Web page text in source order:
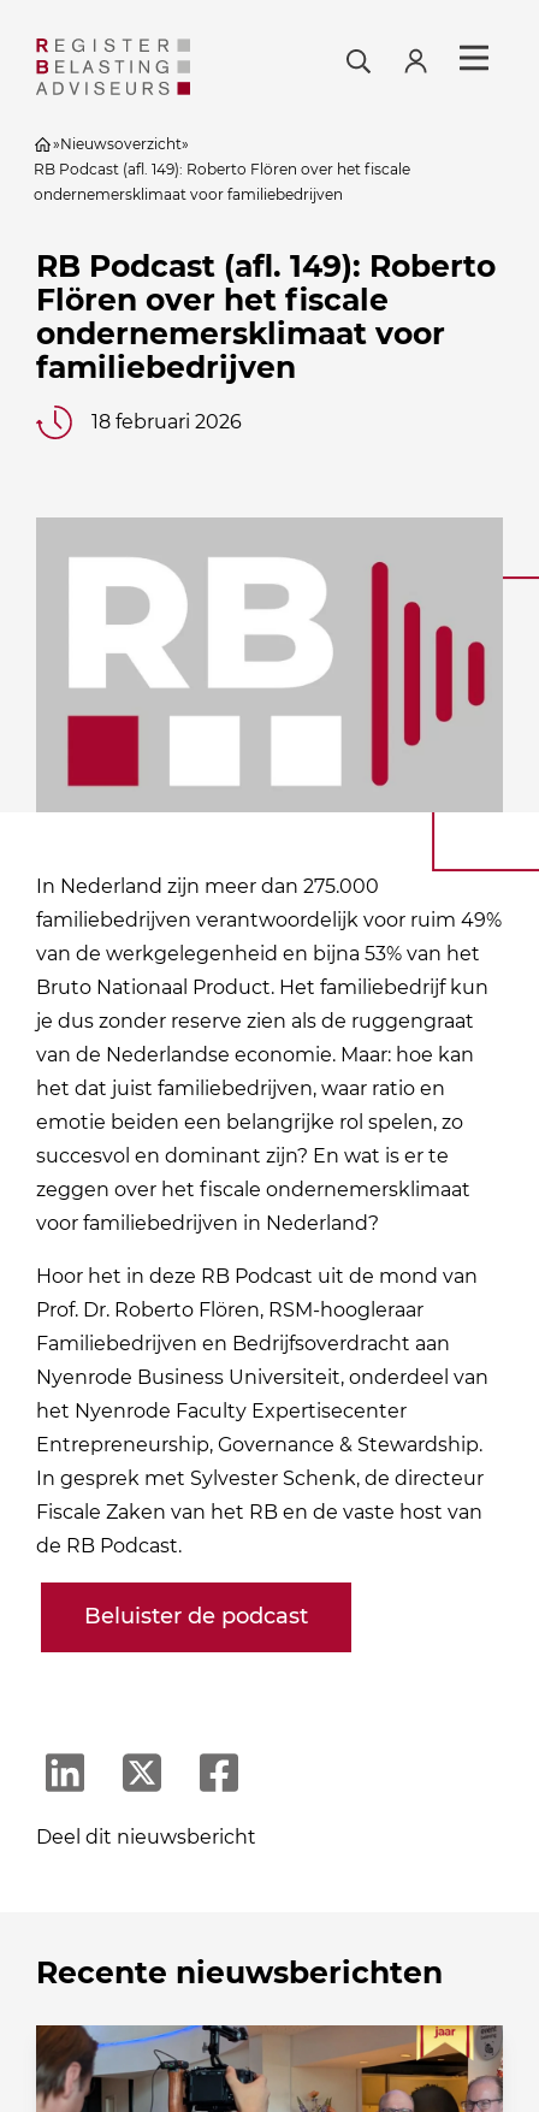
»Nieuwsoverzicht»
RB Podcast (afl. 149): Roberto Flören over het fiscale
ondernemersklimaat voor familiebedrijven
RB Podcast (afl. 149): Roberto
Flören over het fiscale
ondernemersklimaat voor
familiebedrijven
18 februari 2026
In Nederland zijn meer dan 275.000
familiebedrijven verantwoordelijk voor ruim 49%
van de werkgelegenheid en bijna 53% van het
Bruto Nationaal Product. Het familiebedrijf kun
je dus zonder reserve zien als de ruggengraat
van de Nederlandse economie. Maar: hoe kan
het dat juist familiebedrijven, waar ratio en
emotie beiden een belangrijke rol spelen, zo
succesvol en dominant zijn? En wat is er te
zeggen over het fiscale ondernemersklimaat
voor familiebedrijven in Nederland?
Hoor het in deze RB Podcast uit de mond van
Prof. Dr. Roberto Flören, RSM-hoogleraar
Familiebedrijven en Bedrijfsoverdracht aan
Nyenrode Business Universiteit, onderdeel van
het Nyenrode Faculty Expertisecenter
Entrepreneurship, Governance & Stewardship.
In gesprek met Sylvester Schenk, de directeur
Fiscale Zaken van het RB en de vaste host van
de RB Podcast.
Beluister de podcast
Deel dit nieuwsbericht
Recente nieuwsberichten